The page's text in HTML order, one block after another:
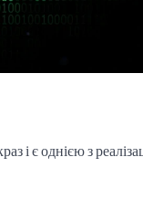
і є однією з